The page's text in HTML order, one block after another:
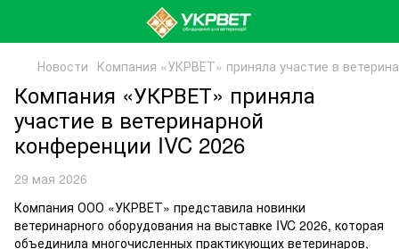
Новости Компания «УКРВЕТ» приняла участие в
Компания «УКРВЕТ» приняла
участие в ветеринарной
конференции IVC 2026
29 мая 2026
Компания ООО «УКРВЕТ» представила новинки
ветеринарного оборудования на выставке IVC 2026, которая
объединила многочисленных практикующих ветеринаров,